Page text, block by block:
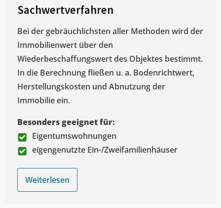
Sachwertverfahren
Bei der gebräuchlichsten aller Methoden wird der
Immobilienwert über den
Wiederbeschaffungswert des Objektes bestimmt.
In die Berechnung fließen u. a. Bodenrichtwert,
Herstellungskosten und Abnutzung der
Immobilie ein.
Besonders geeignet für:
Eigentumswohnungen
eigengenutzte Ein-/Zweifamilienhäuser
Weiterlesen